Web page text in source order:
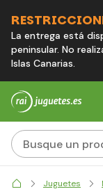
La entrega está
peninsular. No
Islas Canarias.
Juguetes